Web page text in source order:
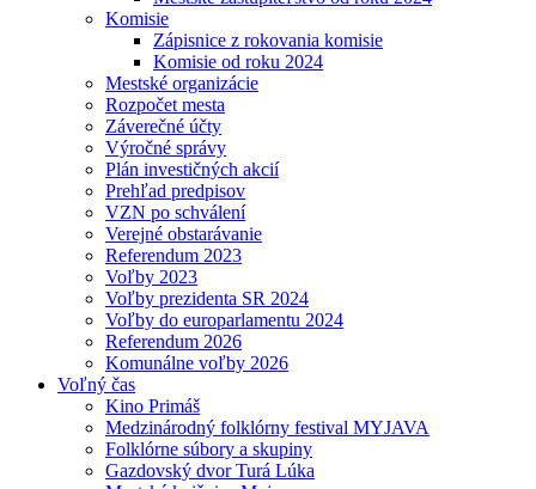
Komisie
Zápisnice z rokovania komisie
Komisie od roku 2024
Mestské organizácie
Rozpočet mesta
Záverečné účty
Výročné správy
Plán investičných akcií
Prehľad predpisov
VZN po schválení
Verejné obstarávanie
Referendum 2023
Voľby 2023
Voľby prezidenta SR 2024
Voľby do europarlamentu 2024
Referendum 2026
Komunálne voľby 2026
Voľný čas
Kino Primáš
Medzinárodný folklórny festival MYJAVA
Folklórne súbory a skupiny
Gazdovský dvor Turá Lúka